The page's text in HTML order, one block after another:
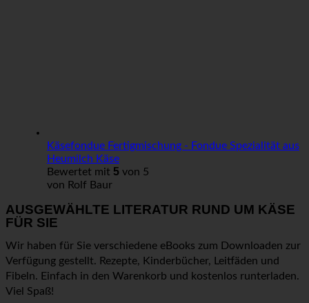
Käsefondue Fertigmischung - Fondue Spezialität aus
Heumilch Käse
Bewertet mit 5 von 5
von Rolf Baur
AUSGEWÄHLTE LITERATUR RUND UM KÄSE
FÜR SIE
Wir haben für Sie verschiedene eBooks zum Downloaden zur
Verfügung gestellt. Rezepte, Kinderbücher, Leitfäden und
Fibeln. Einfach in den Warenkorb und kostenlos runterladen.
Viel Spaß!